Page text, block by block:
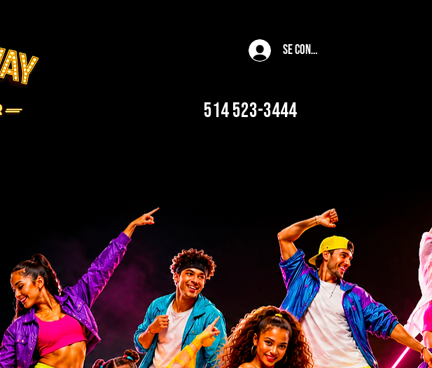
Se connecter
514 523-3444